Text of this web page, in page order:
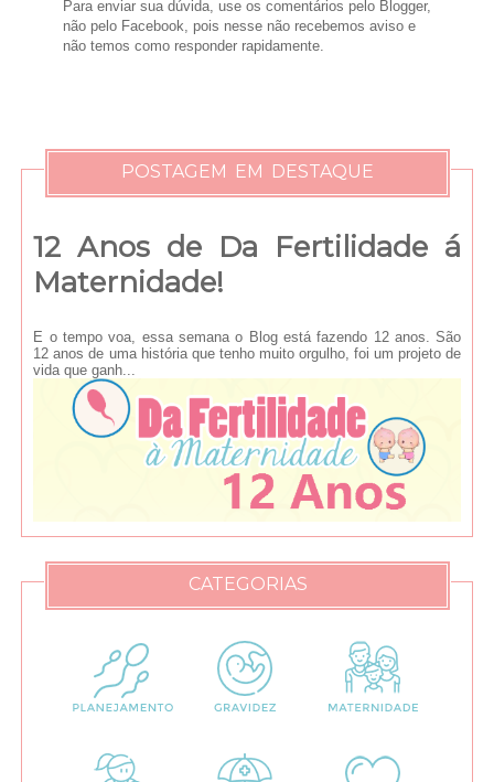
Para enviar sua dúvida, use os comentários pelo Blogger,
não pelo Facebook, pois nesse não recebemos aviso e
não temos como responder rapidamente.
POSTAGEM EM DESTAQUE
12 Anos de Da Fertilidade á
Maternidade!
E o tempo voa, essa semana o Blog está fazendo 12 anos. São
12 anos de uma história que tenho muito orgulho, foi um projeto de
vida que ganh...
CATEGORIAS